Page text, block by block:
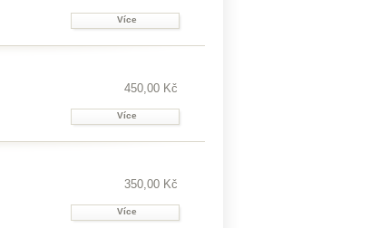
Více
450,00 Kč
Více
350,00 Kč
Více